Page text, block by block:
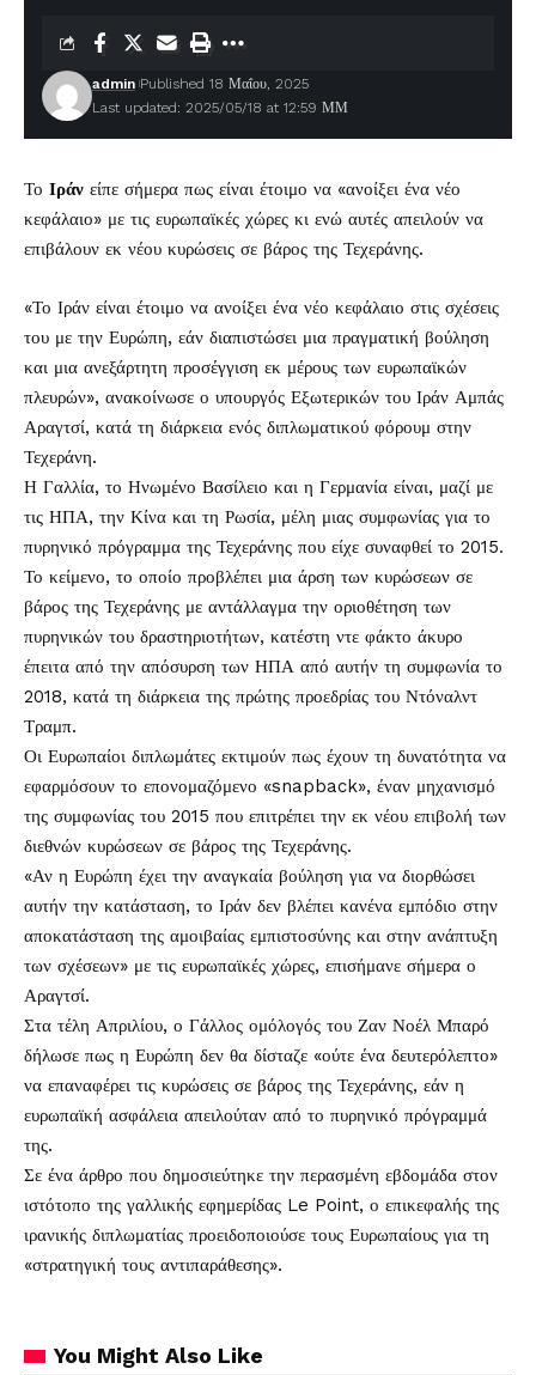
Last updated: 2025/05/18 at 12:59 ΜΜ
admin Published 18 Μαΐου, 2025
Το Ιράν είπε σήμερα πως είναι έτοιμο να «ανοίξει ένα νέο
κεφάλαιο» με τις ευρωπαϊκές χώρες κι ενώ αυτές απειλούν να
επιβάλουν εκ νέου κυρώσεις σε βάρος της Τεχεράνης.
«Το Ιράν είναι έτοιμο να ανοίξει ένα νέο κεφάλαιο στις σχέσεις
του με την Ευρώπη, εάν διαπιστώσει μια πραγματική βούληση
και μια ανεξάρτητη προσέγγιση εκ μέρους των ευρωπαϊκών
πλευρών», ανακοίνωσε ο υπουργός Εξωτερικών του Ιράν Αμπάς
Αραγτσί, κατά τη διάρκεια ενός διπλωματικού φόρουμ στην
Τεχεράνη.
Η Γαλλία, το Ηνωμένο Βασίλειο και η Γερμανία είναι, μαζί με
τις ΗΠΑ, την Κίνα και τη Ρωσία, μέλη μιας συμφωνίας για το
πυρηνικό πρόγραμμα της Τεχεράνης που είχε συναφθεί το 2015.
Το κείμενο, το οποίο προβλέπει μια άρση των κυρώσεων σε
βάρος της Τεχεράνης με αντάλλαγμα την οριοθέτηση των
πυρηνικών του δραστηριοτήτων, κατέστη ντε φάκτο άκυρο
έπειτα από την απόσυρση των ΗΠΑ από αυτήν τη συμφωνία το
2018, κατά τη διάρκεια της πρώτης προεδρίας του Ντόναλντ
Τραμπ.
Οι Ευρωπαίοι διπλωμάτες εκτιμούν πως έχουν τη δυνατότητα να
εφαρμόσουν το επονομαζόμενο «snapback», έναν μηχανισμό
της συμφωνίας του 2015 που επιτρέπει την εκ νέου επιβολή των
διεθνών κυρώσεων σε βάρος της Τεχεράνης.
«Αν η Ευρώπη έχει την αναγκαία βούληση για να διορθώσει
αυτήν την κατάσταση, το Ιράν δεν βλέπει κανένα εμπόδιο στην
αποκατάσταση της αμοιβαίας εμπιστοσύνης και στην ανάπτυξη
των σχέσεων» με τις ευρωπαϊκές χώρες, επισήμανε σήμερα ο
Αραγτσί.
Στα τέλη Απριλίου, ο Γάλλος ομόλογός του Ζαν Νοέλ Μπαρό
δήλωσε πως η Ευρώπη δεν θα δίσταζε «ούτε ένα δευτερόλεπτο»
να επαναφέρει τις κυρώσεις σε βάρος της Τεχεράνης, εάν η
ευρωπαϊκή ασφάλεια απειλούταν από το πυρηνικό πρόγραμμά
της.
Σε ένα άρθρο που δημοσιεύτηκε την περασμένη εβδομάδα στον
ιστότοπο της γαλλικής εφημερίδας Le Point, ο επικεφαλής της
ιρανικής διπλωματίας προειδοποιούσε τους Ευρωπαίους για τη
«στρατηγική τους αντιπαράθεσης».
You Might Also Like